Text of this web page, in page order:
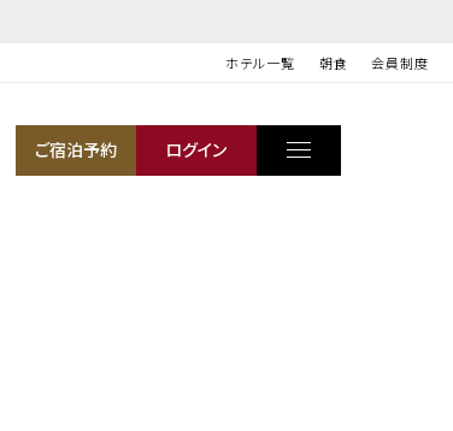
ホテル一覧 朝食 会員制度
ご宿泊予約 ログイン